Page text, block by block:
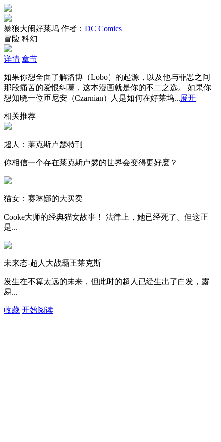
暴狼大闹好莱坞 作者： DC Comics
冒险 科幻
详情 章节
如果你想全面了解洛博（Lobo）的起源，以及他与罪恶之间
那段痛苦的爱恨纠葛，这本漫画就是你的不二之选。 如果你
想知晓一位匝尼安（Czarnian）人是如何在好莱坞...展开
相关推荐
超人：莱克斯卢瑟特刊
你相信一个存在莱克斯卢瑟的世界会变得更好麽？
猫女：赛琳娜的大买卖
Cooke大师的经典猫女故事！ 法律上，她已经死了。但这正
是...
未来态-超人大战霸王莱克斯
发生在不算太远的未来，但此时的超人已经生出了白发，露
易...
收藏 开始阅读